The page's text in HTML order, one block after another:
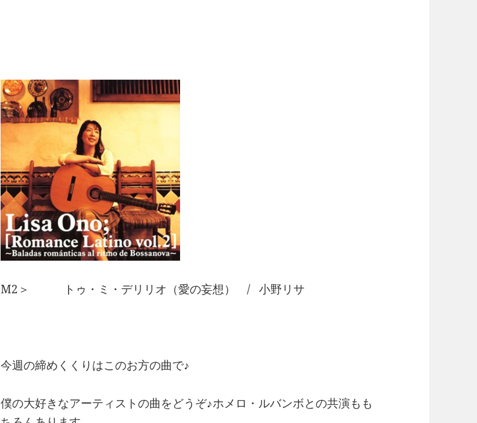
M2＞ トゥ・ミ・デリリオ（愛の妄想） / 小野リサ
今週の締めくくりはこのお方の曲で♪
僕の大好きなアーティストの曲をどうぞ♪ホメロ・ルバンボとの共演もも